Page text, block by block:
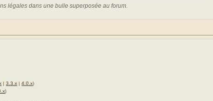
légales dans une bulle superposée au forum.
|3.3.x |4.0.x)
)